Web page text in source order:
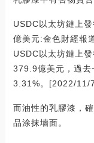
USDC以太坊鏈上
億美元:金色財經報
USDC以太坊鏈上
379.9億美元，過去
3.31%。[2022/11/
而油性的乳膠漆，
品涂抹墻面。